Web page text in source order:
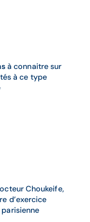
à connaitre sur
à ce type
Choukeife,
d’exercice